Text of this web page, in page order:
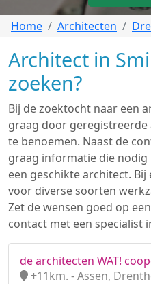
Home Architecten
Architect in
zoeken?
Bij de zoektocht naar een
graag door
te benoemen. Naast de
graag informatie die
een geschikte architect.
voor diverse soorten
Zet de wensen goed op
contact met een specialist
de architecten WAT!
+11km. - Assen,